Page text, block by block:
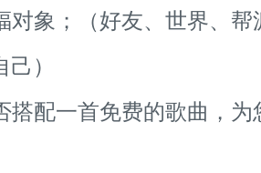
象；（好友、世界、帮
）
配一首免费的歌曲，为